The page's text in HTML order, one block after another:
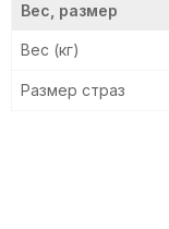
Вес, размер
Вес (кг)
Размер страз